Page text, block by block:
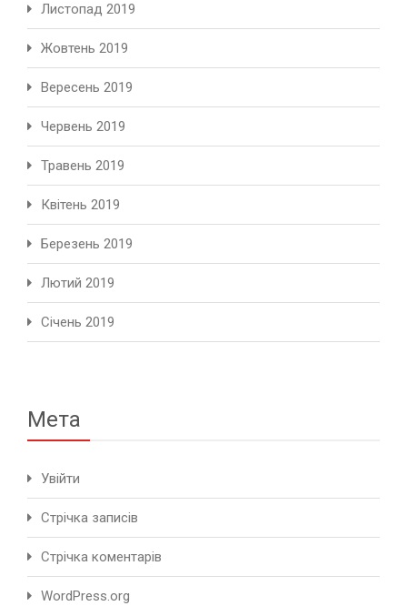
Листопад 2019
Жовтень 2019
Вересень 2019
Червень 2019
Травень 2019
Квітень 2019
Березень 2019
Лютий 2019
Січень 2019
Мета
Увійти
Стрічка записів
Стрічка коментарів
WordPress.org